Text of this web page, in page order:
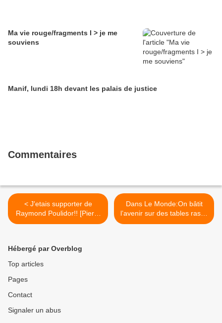
Ma vie rouge/fragments I > je me
souviens
Manif, lundi 18h devant les palais de justice
Commentaires
< J'etais supporter de
Raymond Poulidor!! [Pierre
Mansat]
Dans Le Monde:On bâtit
l’avenir sur des tables rases
quand l’urgence écologique
Hébergé par Overblog
Top articles
Pages
Contact
Signaler un abus